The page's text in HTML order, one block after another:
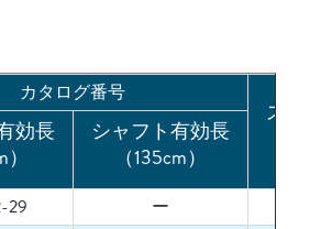
カタログ番号
ステン
効長
シャフト有効長
（135cm）
29 ー